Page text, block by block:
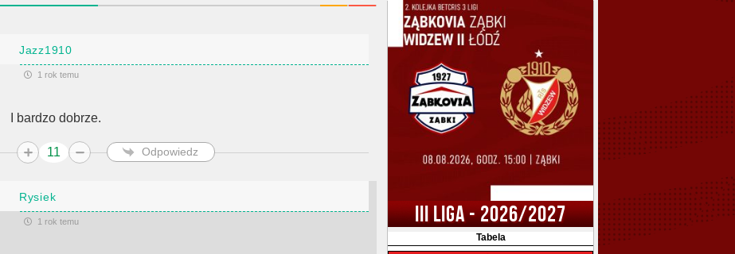
Jazz1910
1 rok temu
I bardzo dobrze.
11 Odpowiedz
Rysiek
1 rok temu III LIGA - 2026/2027
Tabela